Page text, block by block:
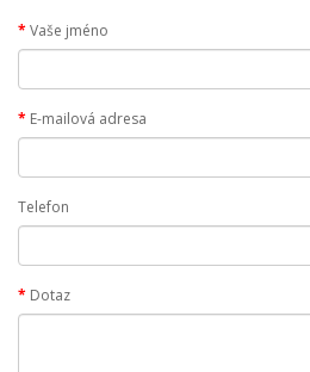
Vaše jméno
E-mailová adresa
Telefon
Dotaz